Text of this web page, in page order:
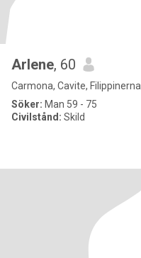
Arlene, 60
Carmona, Cavite, Filippinerna
Söker: Man 59 - 75
Civilstånd: Skild